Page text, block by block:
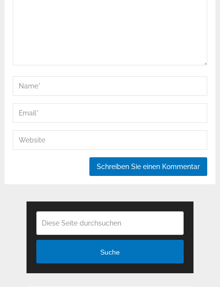
Suche